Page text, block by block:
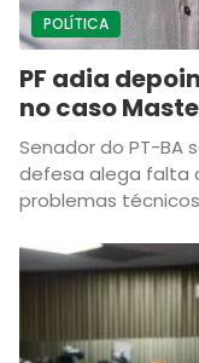
POLÍTICA
PF adia
no caso
Senador do PT-BA
defesa alega falta
problemas técnicos